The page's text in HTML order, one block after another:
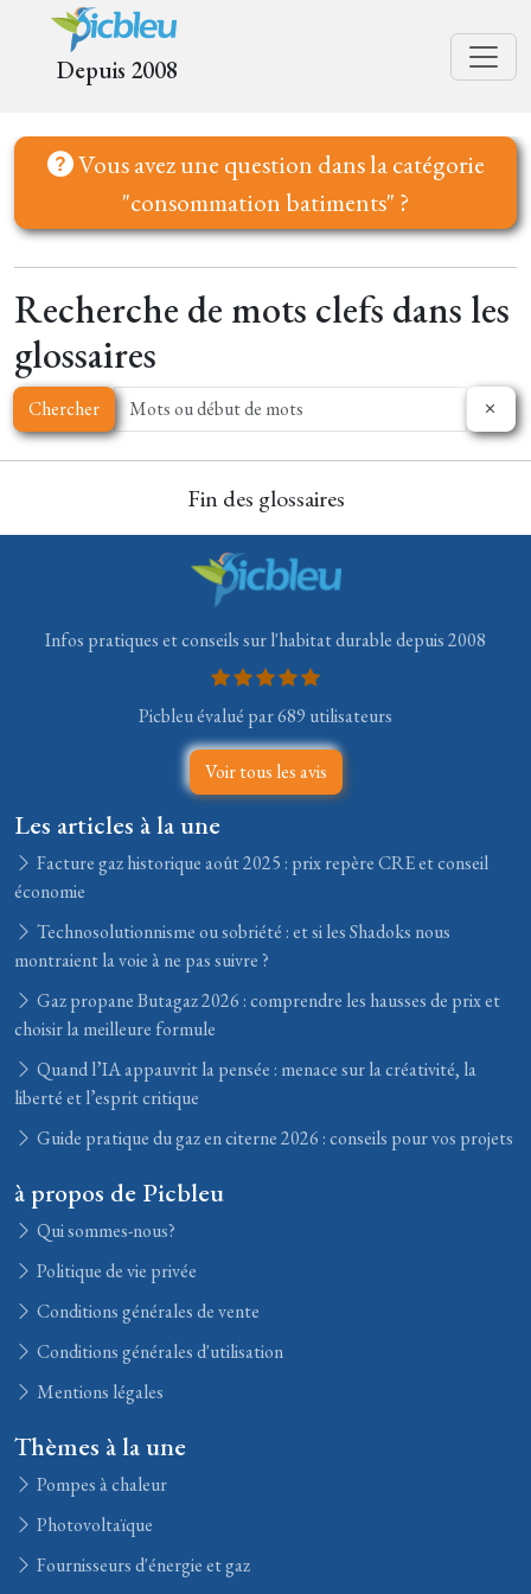
Depuis 2008
Vous avez une question dans la catégorie
"consommation batiments" ?
Recherche de mots clefs dans les
glossaires
Chercher
Fin des glossaires
Infos pratiques et conseils sur l'habitat durable depuis 2008
Picbleu évalué par 689 utilisateurs
Voir tous les avis
Les articles à la une
Facture gaz historique août 2025 : prix repère CRE et conseil
économie
Technosolutionnisme ou sobriété : et si les Shadoks nous
montraient la voie à ne pas suivre ?
Gaz propane Butagaz 2026 : comprendre les hausses de prix et
choisir la meilleure formule
Quand l’IA appauvrit la pensée : menace sur la créativité, la
liberté et l’esprit critique
Guide pratique du gaz en citerne 2026 : conseils pour vos projets
à propos de Picbleu
Qui sommes-nous?
Politique de vie privée
Conditions générales de vente
Conditions générales d'utilisation
Mentions légales
Thèmes à la une
Pompes à chaleur
Photovoltaïque
Fournisseurs d'énergie et gaz